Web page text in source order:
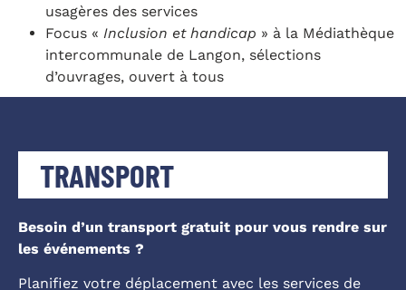
usagères des services
Focus « Inclusion et handicap » à la Médiathèque
intercommunale de Langon, sélections
d’ouvrages, ouvert à tous
TRANSPORT
Besoin d’un transport gratuit pour vous rendre sur
les événements ?
Planifiez votre déplacement avec les services de